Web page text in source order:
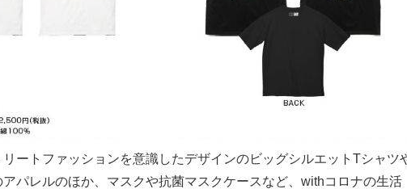
リートファッションを意識したデザインのビッグシルエットTシャツ
パレルのほか、マスクや抗菌マスクケースなど、withコロナの生活